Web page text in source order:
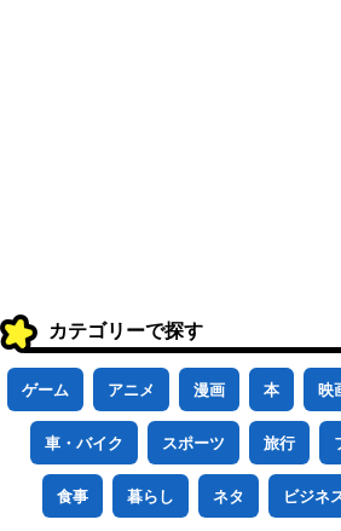
カテゴリーで探す
ゲーム アニメ 漫画 本 映
車・バイク スポーツ 旅行
食事 暮らし ネタ ビジネ